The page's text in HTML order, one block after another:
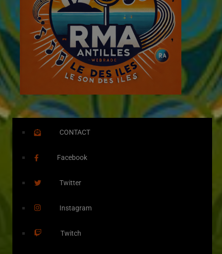
CONTACT
Facebook
Twitter
Instagram
Twitch